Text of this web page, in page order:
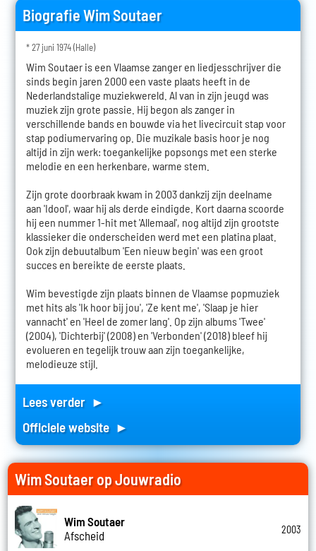
Biografie Wim Soutaer
* 27 juni 1974 (Halle)
Wim Soutaer is een Vlaamse zanger en liedjesschrijver die
sinds begin jaren 2000 een vaste plaats heeft in de
Nederlandstalige muziekwereld. Al van in zijn jeugd was
muziek zijn grote passie. Hij begon als zanger in
verschillende bands en bouwde via het livecircuit stap voor
stap podiumervaring op. Die muzikale basis hoor je nog
altijd in zijn werk: toegankelijke popsongs met een sterke
melodie en een herkenbare, warme stem.
Zijn grote doorbraak kwam in 2003 dankzij zijn deelname
aan 'Idool', waar hij als derde eindigde. Kort daarna scoorde
hij een nummer 1-hit met 'Allemaal', nog altijd zijn grootste
klassieker die onderscheiden werd met een platina plaat.
Ook zijn debuutalbum 'Een nieuw begin' was een groot
succes en bereikte de eerste plaats.
Wim bevestigde zijn plaats binnen de Vlaamse popmuziek
met hits als 'Ik hoor bij jou', 'Ze kent me', 'Slaap je hier
vannacht' en 'Heel de zomer lang'. Op zijn albums 'Twee'
(2004), 'Dichterbij' (2008) en 'Verbonden' (2018) bleef hij
evolueren en tegelijk trouw aan zijn toegankelijke,
melodieuze stijl.
Lees verder ►
Officiele website ►
Wim Soutaer op Jouwradio
Wim Soutaer
Afscheid
2003